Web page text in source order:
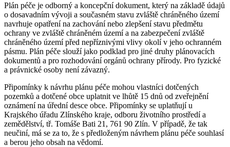
Plán péče je odborný a koncepční dokument, který na základě údajů
o dosavadním vývoji a současném stavu zvláště chráněného území
navrhuje opatření na zachování nebo zlepšení stavu předmětu
ochrany ve zvláště chráněném území a na zabezpečení zvláště
chráněného území před nepříznivými vlivy okolí v jeho ochranném
pásmu. Plán péče slouží jako podklad pro jiné druhy plánovacích
dokumentů a pro rozhodování orgánů ochrany přírody. Pro fyzické
a právnické osoby není závazný.
Připomínky k návrhu plánu péče mohou vlastníci dotčených
pozemků a dotčené obce uplatnit ve lhůtě 15 dnů od zveřejnění
oznámení na úřední desce obce. Připomínky se uplatňují u
Krajského úřadu Zlínského kraje, odboru životního prostředí a
zemědělství, tř. Tomáše Bati 21, 761 90 Zlín. V případě, že tak
neučiní, má se za to, že s předloženým návrhem plánu péče souhlasí
a berou jeho obsah na vědomí.